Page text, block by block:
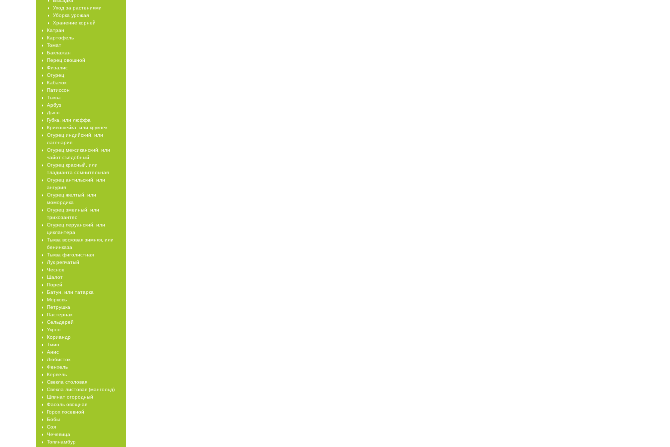
Уход за растениями
Уборка урожая
Хранение корней
Катран
Картофель
Томат
Баклажан
Перец овощной
Физалис
Огурец
Кабачок
Патиссон
Тыква
Арбуз
Дыня
Губка, или люффа
Кривошейка, или крукнек
Огурец индийский, или
лагенария
Огурец мексиканский, или
чайот съедобный
Огурец красный, или
тладианта сомнительная
Огурец антильский, или
ангурия
Огурец желтый, или
момордика
Огурец змеиный, или
трихозантес
Огурец перуанский, или
циклантера
Тыква восковая зимняя, или
бенинказа
Тыква фиголистная
Лук репчатый
Чеснок
Шалот
Порей
Батун, или татарка
Морковь
Петрушка
Пастернак
Сельдерей
Укроп
Кориандр
Тмин
Анис
Любисток
Фенхель
Кервель
Свекла столовая
Свекла листовая (мангольд)
Шпинат огородный
Фасоль овощная
Горох посевной
Бобы
Соя
Чечевица
Топинамбур